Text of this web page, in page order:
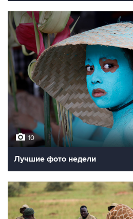
10
Лучшие фото недели